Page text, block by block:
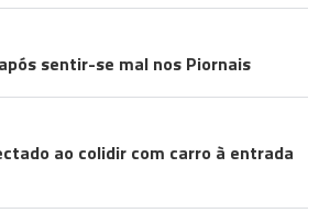
sentir-se mal nos Piornais
ao colidir com carro à entrada